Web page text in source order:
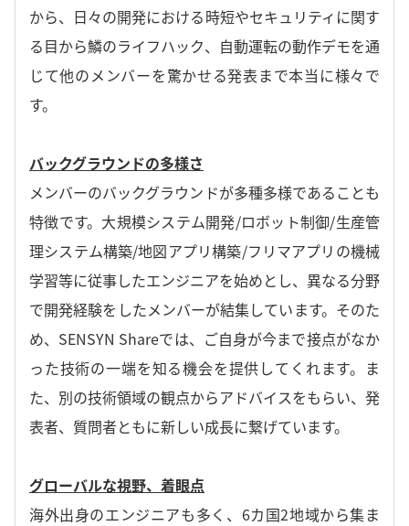
から、日々の開発における時短やセキュリティに関す
る目から鱗のライフハック、自動運転の動作デモを通
じて他のメンバーを驚かせる発表まで本当に様々で
す。
バックグラウンドの多様さ
メンバーのバックグラウンドが多種多様であることも
特徴です。大規模システム開発/ロボット制御/生産管
理システム構築/地図アプリ構築/フリマアプリの機械
学習等に従事したエンジニアを始めとし、異なる分野
で開発経験をしたメンバーが結集しています。そのた
め、SENSYN Shareでは、ご自身が今まで接点がなか
った技術の一端を知る機会を提供してくれます。ま
た、別の技術領域の観点からアドバイスをもらい、発
表者、質問者ともに新しい成長に繋げています。
グローバルな視野、着眼点
海外出身のエンジニアも多く、6カ国2地域から集ま